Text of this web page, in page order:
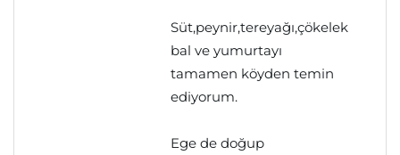
Süt,peynir,tereyağı,çökelek
bal ve yumurtayı
tamamen köyden temin
ediyorum.
Ege de doğup